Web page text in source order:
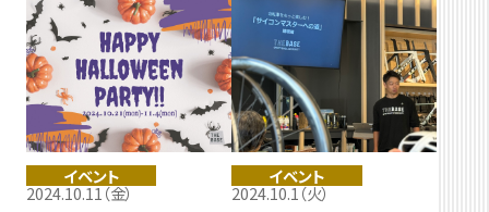
イベント
2024.10.11（金）
イベント
2024.10.1（火）